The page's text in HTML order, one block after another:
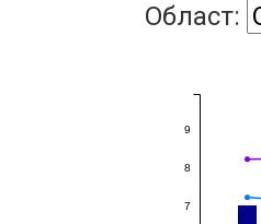
Област:
7
8
9